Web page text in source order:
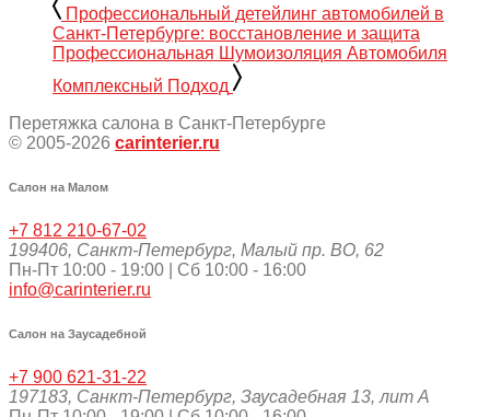
Профессиональный детейлинг автомобилей в
Санкт-Петербурге: восстановление и защита
Профессиональная Шумоизоляция Автомобиля
Комплексный Подход
Перетяжка салона в Санкт-Петербурге
© 2005-2026 carinterier.ru
Салон на Малом
+7 812 210-67-02
199406, Санкт-Петербург, Малый пр. ВО, 62
Пн-Пт 10:00 - 19:00 | Сб 10:00 - 16:00
info@carinterier.ru
Салон на Заусадебной
+7 900 621-31-22
197183, Санкт-Петербург, Заусадебная 13, лит А